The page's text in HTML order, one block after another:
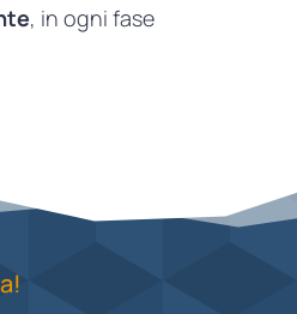
, in ogni fase